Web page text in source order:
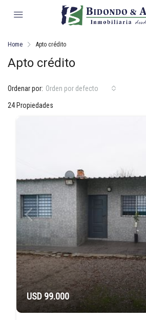
Home Apto crédito
Apto crédito
24 Propiedades
Ordenar por: Orden por defecto
USD 99.000